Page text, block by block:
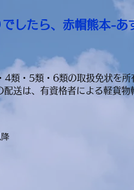
したら、赤帽熊本-
4類・5類・6類の取扱免状を所
送は、有資格者による軽貨物